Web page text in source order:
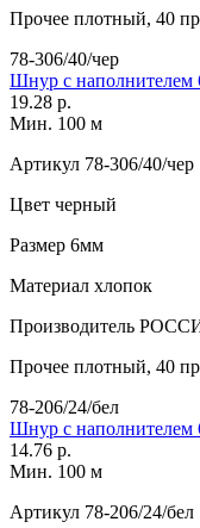
Прочее плотный, 40
78-306/40/чер
Шнур с наполнителем
19.28 р.
Мин. 100 м
Артикул 78-306/40/чер
Цвет черный
Размер 6мм
Материал хлопок
Производитель
Прочее плотный, 40
78-206/24/бел
Шнур с наполнителем
14.76 р.
Мин. 100 м
Артикул 78-206/24/бел